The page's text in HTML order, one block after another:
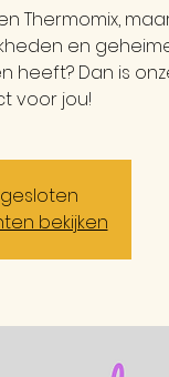
Thermomix,
en
Dan is
voor jou!
bekijken